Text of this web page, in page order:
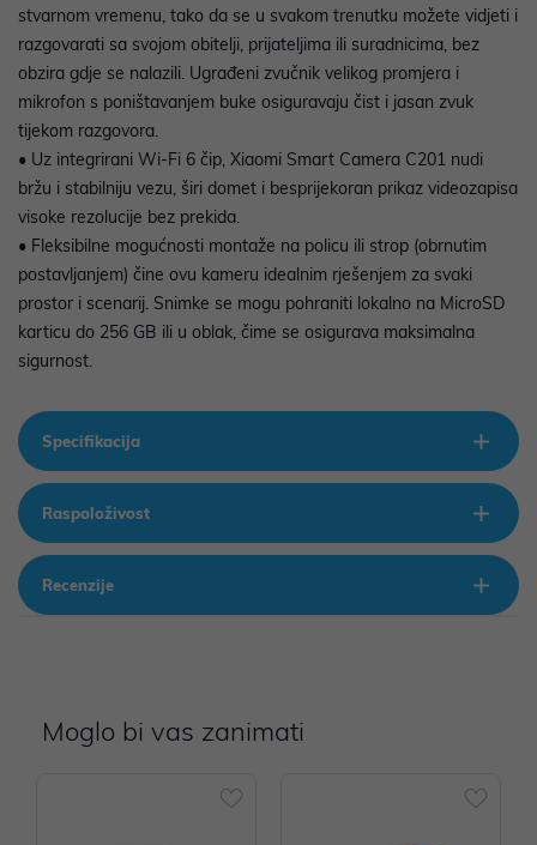
stvarnom vremenu, tako da se u svakom trenutku možete vidjeti i
razgovarati sa svojom obitelji, prijateljima ili suradnicima, bez
obzira gdje se nalazili. Ugrađeni zvučnik velikog promjera i
mikrofon s poništavanjem buke osiguravaju čist i jasan zvuk
tijekom razgovora.
• Uz integrirani Wi-Fi 6 čip, Xiaomi Smart Camera C201 nudi
bržu i stabilniju vezu, širi domet i besprijekoran prikaz videozapisa
visoke rezolucije bez prekida.
• Fleksibilne mogućnosti montaže na policu ili strop (obrnutim
postavljanjem) čine ovu kameru idealnim rješenjem za svaki
prostor i scenarij. Snimke se mogu pohraniti lokalno na MicroSD
karticu do 256 GB ili u oblak, čime se osigurava maksimalna
sigurnost.
Specifikacija
Raspoloživost
Recenzije
Moglo bi vas zanimati